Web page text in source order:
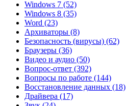
Windows 7 (52)
Windows 8 (35)
Word (23)
Архиваторы (8)
Безопасность (вирусы) (62)
Браузеры (36)
Видео и аудио (50)
Вопрос-ответ (392)
Вопросы по работе (144)
Восстановление данных (18)
Драйвера (17)